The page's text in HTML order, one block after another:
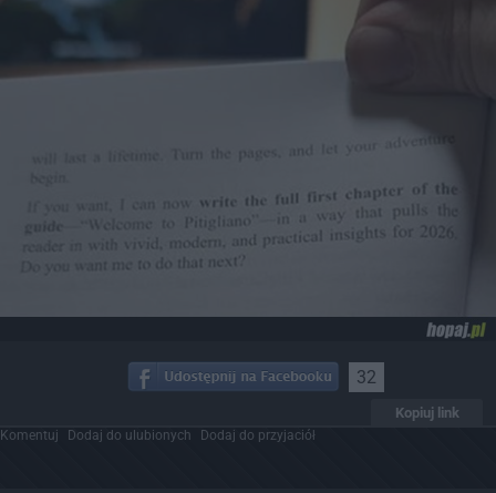
32
Kopiuj link
Komentuj Dodaj do ulubionych Dodaj do przyjaciół